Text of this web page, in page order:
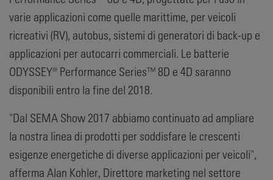
varie applicazioni come quelle marittime, per veicoli
ricreativi (RV), autobus, sistemi di generatori di back-up e
applicazioni per autocarri commerciali. Le batterie
ODYSSEY® Performance Series™ 8D e 4D saranno
disponibili entro la fine del 2018.
"Dal SEMA Show 2017 abbiamo continuato ad ampliare
la nostra linea di prodotti per soddisfare le crescenti
esigenze energetiche di diverse applicazioni per veicoli",
afferma Alan Kohler, Direttore marketing nel settore